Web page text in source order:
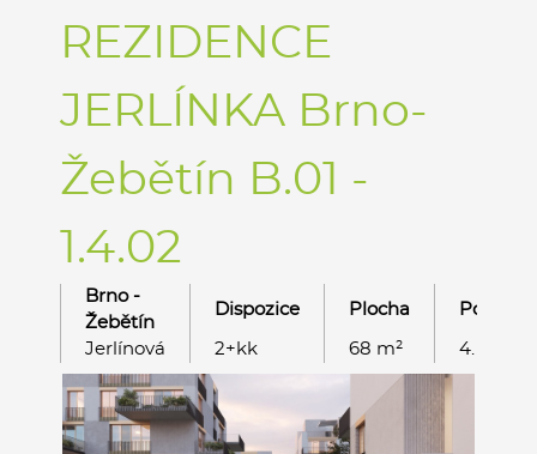
REZIDENCE
JERLÍNKA Brno-
Žebětín B.01 -
1.4.02
Brno -
Žebětín
Dispozice Plocha Podlaží
Jerlínová 2+kk 68 m² 4. NP